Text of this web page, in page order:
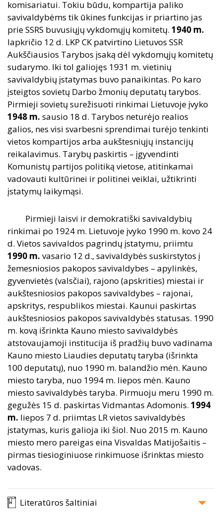
komisariatui. Tokiu būdu, kompartija paliko
savivaldybėms tik ūkines funkcijas ir priartino jas
prie SSRS buvusiųjų vykdomųjų komitetų. 1940 m.
lapkričio 12 d. LKP CK patvirtino Lietuvos SSR
Aukščiausios Tarybos įsaką dėl vykdomųjų komitetų
sudarymo. Iki tol galiojęs 1931 m. vietinių
savivaldybių įstatymas buvo panaikintas. Po karo
įsteigtos sovietų Darbo žmonių deputatų tarybos.
Pirmieji sovietų surežisuoti rinkimai Lietuvoje įvyko
1948 m. sausio 18 d. Tarybos neturėjo realios
galios, nes visi svarbesni sprendimai turėjo tenkinti
vietos kompartijos arba aukštesniųjų instancijų
reikalavimus. Tarybų paskirtis – įgyvendinti
Komunistų partijos politiką vietose, atitinkamai
vadovauti kultūrinei ir politinei veiklai, užtikrinti
įstatymų laikymąsi.
Pirmieji laisvi ir demokratiški savivaldybių
rinkimai po 1924 m. Lietuvoje įvyko 1990 m. kovo 24
d. Vietos savivaldos pagrindų įstatymu, priimtu
1990 m. vasario 12 d., savivaldybės suskirstytos į
žemesniosios pakopos savivaldybes – apylinkės,
gyvenvietės (valsčiai), rajono (apskrities) miestai ir
aukštesniosios pakopos savivaldybes – rajonai,
apskritys, respublikos miestai. Kaunui paskirtas
aukštesniosios pakopos savivaldybės statusas. 1990
m. kovą išrinkta Kauno miesto savivaldybės
atstovaujamoji institucija iš pradžių buvo vadinama
Kauno miesto Liaudies deputatų taryba (išrinkta
100 deputatų), nuo 1990 m. balandžio mėn. Kauno
miesto taryba, nuo 1994 m. liepos mėn. Kauno
miesto savivaldybės taryba. Pirmuoju meru 1990 m.
gegužės 15 d. paskirtas Vidmantas Adomonis. 1994
m. liepos 7 d. priimtas LR vietos savivaldybės
įstatymas, kuris galioja iki šiol. Nuo 2015 m. Kauno
miesto mero pareigas eina Visvaldas Matijošaitis –
pirmas tiesioginiuose rinkimuose išrinktas miesto
vadovas.
Literatūros šaltiniai